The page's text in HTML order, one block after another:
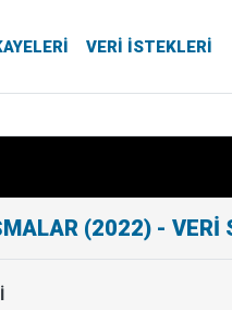
VERI İSTEKLERI
(2022) - VERI